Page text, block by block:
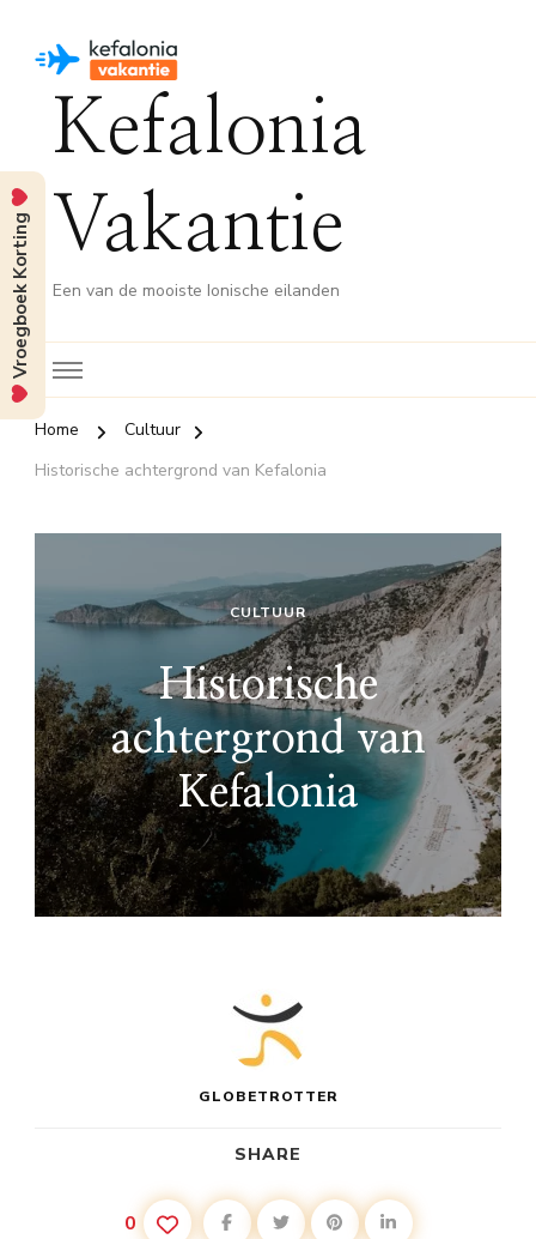
Kefalonia
Vakantie
Een van de mooiste Ionische eilanden
Home
Cultuur
Historische achtergrond van Kefalonia
CULTUUR
Historische
achtergrond van
Kefalonia
GLOBETROTTER
SHARE
0
Vroegboek Korting